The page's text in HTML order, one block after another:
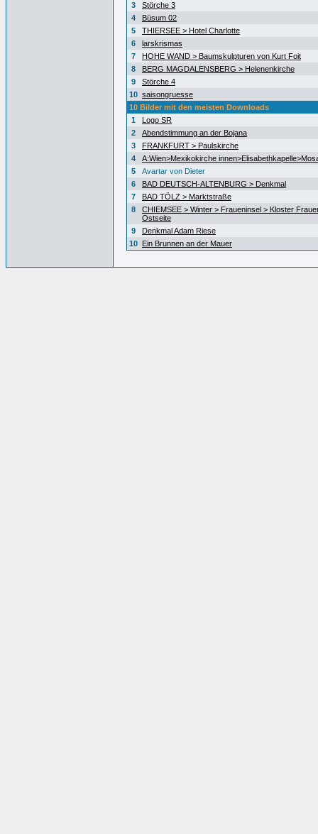
3
Störche 3
4
Büsum 02
5
THIERSEE > Hotel Charlotte
6
larskrismas
7
HOHE WAND > Baumskulpturen von Kurt Foit
8
BERG MAGDALENSBERG > Helenenkirche
9
Störche 4
10 saisongruesse
10 Bilder mit den meisten Downloads
1
Logo SR
2
Abendstimmung an der Bojana
3
FRANKFURT > Paulskirche
4
A:Wien>Mexikokirche
5
Avartar von Dieter
6
BAD DEUTSCH-ALTENBURG > Denkmal
7
BAD TÖLZ > Marktstraße
8
CHIEMSEE > Winter > Fraueninsel > Kloster
Ostseite
9
Denkmal Adam Riese
10 Ein Brunnen an der Mauer